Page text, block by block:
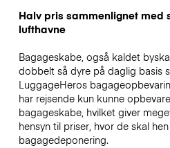
Halv pris sammenlignet med
lufthavne
Bagageskabe, også kaldet
dobbelt så dyre på daglig basis
LuggageHeros
har rejsende kun kunne
bagageskabe, hvilket giver
hensyn til priser, hvor de skal
bagagedeponering.